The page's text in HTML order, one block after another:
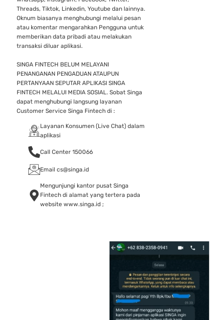
Threads, Tiktok, Linkedin, Youtube dan lainnya.
Oknum biasanya menghubungi melalui pesan
atau komentar mengarahkan Pengguna untuk
memberikan data pribadi atau melakukan
transaksi diluar aplikasi.
SINGA FINTECH BELUM MELAYANI
PENANGANAN PENGADUAN ATAUPUN
PERTANYAAN SEPUTAR APLIKASI SINGA
FINTECH MELALUI MEDIA SOSIAL. Sobat Singa
dapat menghubungi langsung layanan
Customer Service Singa Fintech di :
Layanan Konsumen (Live Chat) dalam
aplikasi
Call Center 150066
Email cs@singa.id
Mengunjungi kantor pusat Singa
Fintech di alamat yang tertera pada
website www.singa.id ;